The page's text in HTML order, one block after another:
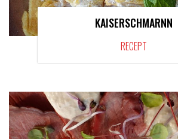
KAISERSCHMARNN
RECEPT